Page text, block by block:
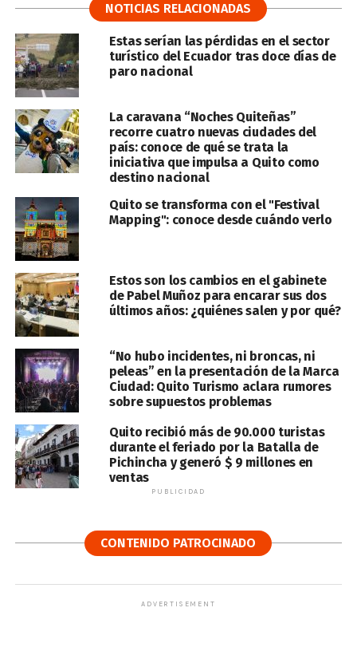
NOTICIAS RELACIONADAS
Estas serían las pérdidas en el sector
turístico del Ecuador tras doce días de
paro nacional
La caravana “Noches Quiteñas”
recorre cuatro nuevas ciudades del
país: conoce de qué se trata la
iniciativa que impulsa a Quito como
destino nacional
Quito se transforma con el "Festival
Mapping": conoce desde cuándo verlo
Estos son los cambios en el gabinete
de Pabel Muñoz para encarar sus dos
últimos años: ¿quiénes salen y por qué?
“No hubo incidentes, ni broncas, ni
peleas” en la presentación de la Marca
Ciudad: Quito Turismo aclara rumores
sobre supuestos problemas
Quito recibió más de 90.000 turistas
durante el feriado por la Batalla de
Pichincha y generó $ 9 millones en
ventas
PUBLICIDAD
CONTENIDO PATROCINADO
ADVERTISEMENT